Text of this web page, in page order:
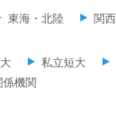
東海・北陸 関西
私立短大
係機関